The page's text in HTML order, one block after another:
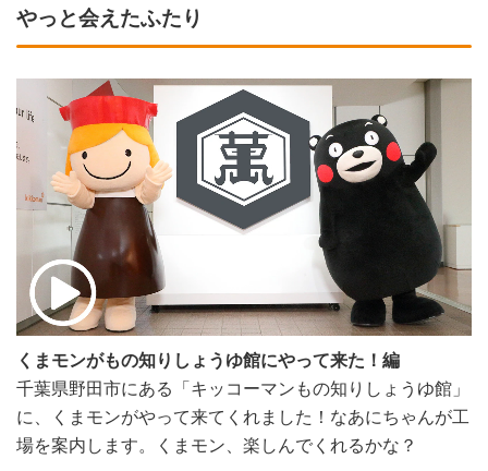
やっと会えたふたり
くまモンがもの知りしょうゆ館にやって来た！編
千葉県野田市にある「キッコーマンもの知りしょうゆ館」
に、くまモンがやって来てくれました！なあにちゃんが工
場を案内します。くまモン、楽しんでくれるかな？